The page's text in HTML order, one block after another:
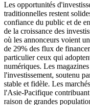
Les opportunités
traditionnelles restent
confiance du public et de
de la croissance des
où les annonceurs voient
de 29% des flux de
particulier ceux qui
numériques. Les
l'investissement, soutenu
stable et fidèle. Les
l'Asie-Pacifique
raison de grandes